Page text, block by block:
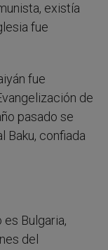
existía
fue
fue
de
pasado se
Baku, confiada
Bulgaria,
del